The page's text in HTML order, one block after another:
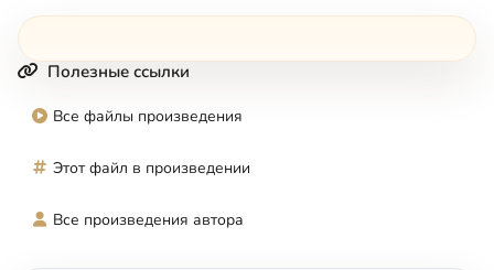
Полезные ссылки
Все файлы произведения
Этот файл в произведении
Все произведения автора